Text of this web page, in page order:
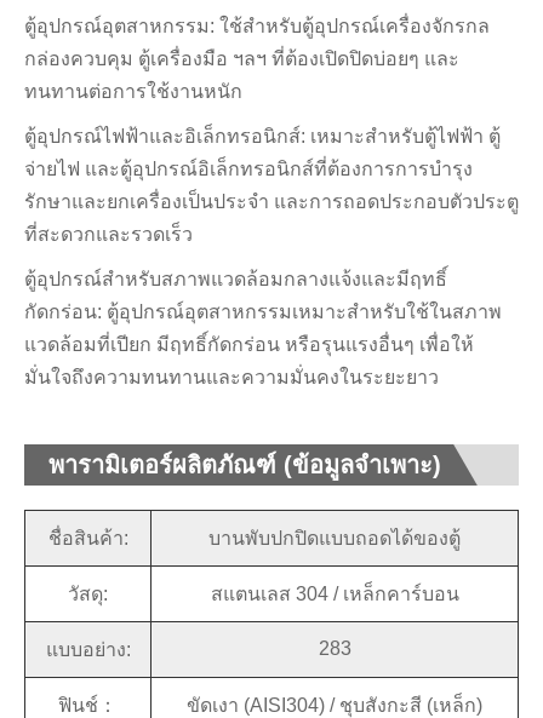
ตู้อุปกรณ์อุตสาหกรรม: ใช้สำหรับตู้อุปกรณ์เครื่องจักรกล
กล่องควบคุม ตู้เครื่องมือ ฯลฯ ที่ต้องเปิดปิดบ่อยๆ และ
ทนทานต่อการใช้งานหนัก
ตู้อุปกรณ์ไฟฟ้าและอิเล็กทรอนิกส์: เหมาะสำหรับตู้ไฟฟ้า ตู้
จ่ายไฟ และตู้อุปกรณ์อิเล็กทรอนิกส์ที่ต้องการการบำรุง
รักษาและยกเครื่องเป็นประจำ และการถอดประกอบตัวประตู
ที่สะดวกและรวดเร็ว
ตู้อุปกรณ์สำหรับสภาพแวดล้อมกลางแจ้งและมีฤทธิ์
กัดกร่อน: ตู้อุปกรณ์อุตสาหกรรมเหมาะสำหรับใช้ในสภาพ
แวดล้อมที่เปียก มีฤทธิ์กัดกร่อน หรือรุนแรงอื่นๆ เพื่อให้
มั่นใจถึงความทนทานและความมั่นคงในระยะยาว
พารามิเตอร์ผลิตภัณฑ์ (ข้อมูลจำเพาะ)
ชื่อสินค้า: บานพับปกปิดแบบถอดได้ของตู้
วัสดุ: สแตนเลส 304 / เหล็กคาร์บอน
แบบอย่าง: 283
ฟินช์： ขัดเงา (AISI304) / ชุบสังกะสี (เหล็ก)